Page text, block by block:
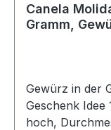
Canela
Gramm,
Gewürz in der
Geschenk Idee
hoch,